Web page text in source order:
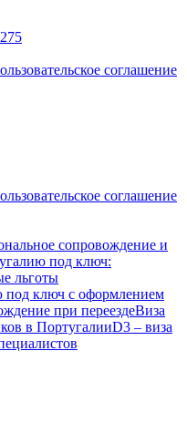
соглашение
соглашение
сопровождение и
под ключ:
льготы
под ключ с оформлением
при переездеВиза
в ПортугалииD3 – виза